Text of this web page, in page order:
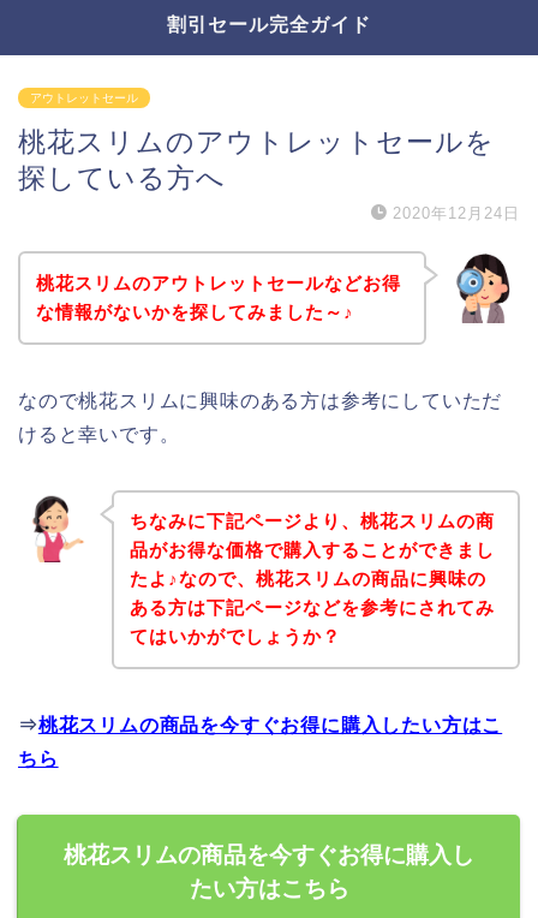
割引セール完全ガイド
アウトレットセール
桃花スリムのアウトレットセールを
探している方へ
2020年12月24日
桃花スリムのアウトレットセールなどお得
な情報がないかを探してみました～♪
なので桃花スリムに興味のある方は参考にしていただ
けると幸いです。
ちなみに下記ページより、桃花スリムの商
品がお得な価格で購入することができまし
たよ♪なので、桃花スリムの商品に興味の
ある方は下記ページなどを参考にされてみ
てはいかがでしょうか？
⇒桃花スリムの商品を今すぐお得に購入したい方はこ
ちら
桃花スリムの商品を今すぐお得に購入し
たい方はこちら